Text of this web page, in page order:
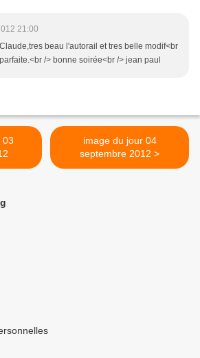
21:00
beau l'autorail et tres belle modif<br
/> bonne soirée<br /> jean paul
image du jour 04
septembre 2012 >